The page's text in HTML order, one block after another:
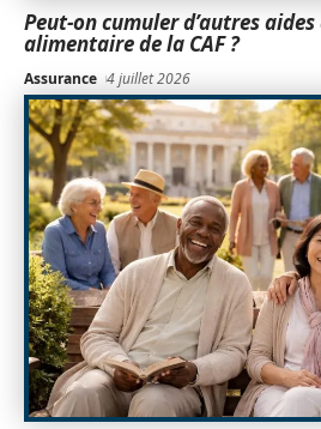
Peut-on cumuler d’autres aides
alimentaire de la CAF ?
Assurance 4 juillet 2026